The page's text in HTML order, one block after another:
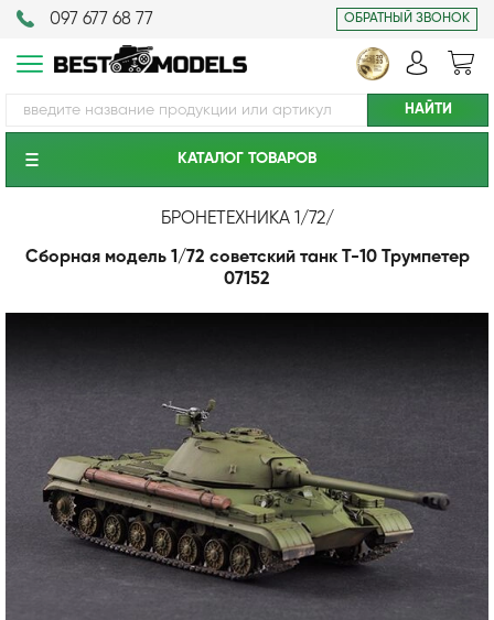
097 677 68 77 ОБРАТНЫЙ ЗВОНОК
КАТАЛОГ ТОВАРОВ
БРОНЕТЕХНИКА 1/72/
Сборная модель 1/72 советский танк Т-10 Трумпетер
07152